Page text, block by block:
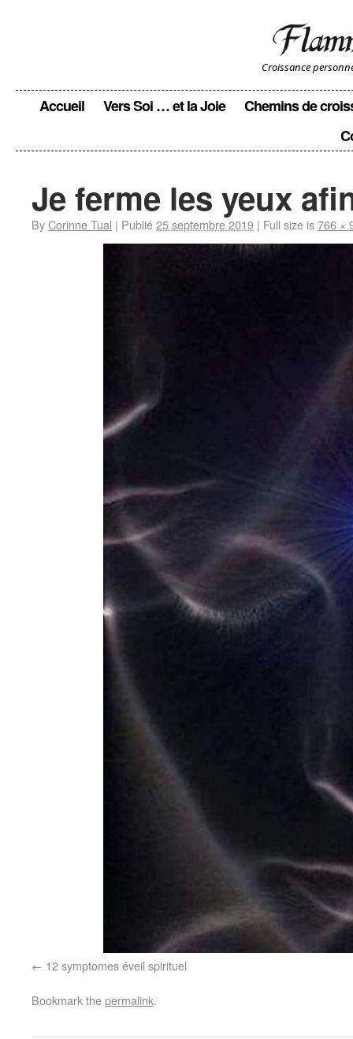
Croissance
Accueil Vers Soi … et la Joie
Chemins de
Je ferme les yeux
ByCorinne Tual | Publié25 septembre 2019 | Full size is766 ×
12 symptomes éveil spirituel
Bookmark thepermalink.